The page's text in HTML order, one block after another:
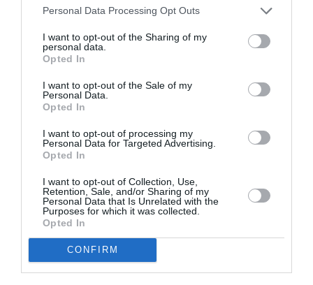
Personal Data Processing Opt Outs
I want to opt-out of the Sharing of my
personal data.
Opted In
I want to opt-out of the Sale of my
Personal Data.
Opted In
I want to opt-out of processing my
Personal Data for Targeted Advertising.
Opted In
I want to opt-out of Collection, Use,
Retention, Sale, and/or Sharing of my
Personal Data that Is Unrelated with the
Purposes for which it was collected.
Opted In
CONFIRM
ΔΗΜΗΤΡΗΣ ΑΝΤΩΝΙΤΣΗΣ
Newsletter
Κάθε βδομάδα στο e-mail σας τα τελευταία νέα για
Ακολουθήστε το Culturenow.gr